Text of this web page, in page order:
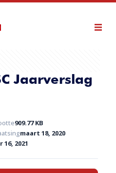
Jaarverslag
909.77 KB
maart 18, 2020
2021